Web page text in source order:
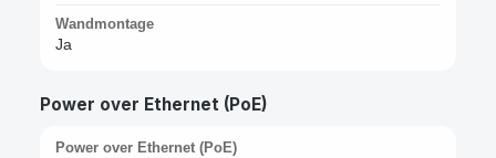
Wandmontage
Ja
Power over Ethernet (PoE)
Power over Ethernet (PoE)